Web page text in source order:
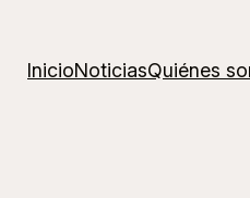
InicioNoticiasQuiénes